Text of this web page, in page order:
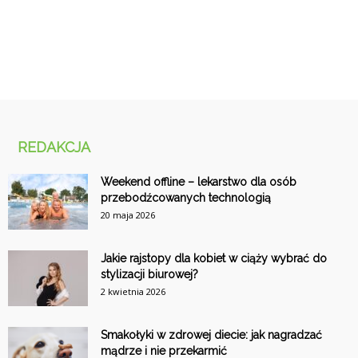
REDAKCJA
Weekend offline – lekarstwo dla osób
przebodźcowanych technologią
20 maja 2026
Jakie rajstopy dla kobiet w ciąży wybrać do
stylizacji biurowej?
2 kwietnia 2026
Smakołyki w zdrowej diecie: jak nagradzać
mądrze i nie przekarmić